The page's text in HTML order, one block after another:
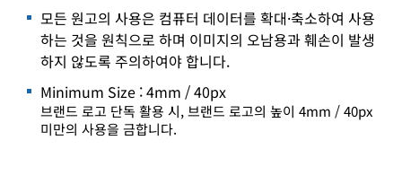
모든 원고의 사용은 컴퓨터 데이터를 확대·축소하여 사용
하는 것을 원칙으로 하며 이미지의 오남용과 훼손이 발생
하지 않도록 주의하여야 합니다.
Minimum Size : 4mm / 40px
브랜드 로고 단독 활용 시, 브랜드 로고의 높이 4mm / 40px
미만의 사용을 금합니다.